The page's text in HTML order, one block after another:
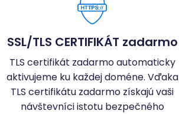
SSL/TLS CERTIFIKÁT zadarmo
TLS certifikát zadarmo automaticky
aktivujeme ku každej doméne. Vďaka
TLS certifikátu zadarmo získajú vaši
návštevníci istotu bezpečného